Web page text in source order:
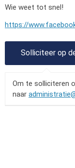
Wie weet tot snel!
https://
Om te solliciteren
naar